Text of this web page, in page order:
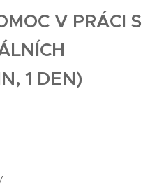
V PRÁCI S
1 DEN)